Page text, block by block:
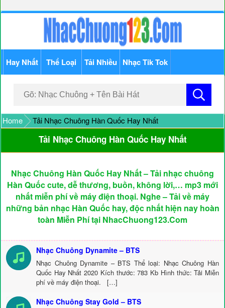
Hay Nhất Thể Loại Tải Nhiều Nhạc Tik Tok
Home Tải Nhạc Chuông Hàn Quốc Hay Nhất
Tải Nhạc Chuông Hàn Quốc Hay Nhất
Nhạc Chuông Hàn Quốc Hay Nhất – Tải nhạc chuông
Hàn Quốc cute, dễ thương, buồn, không lời,… mp3 mới
nhất miễn phí về máy điện thoại. Nghe – Tải về máy
những bản nhạc Hàn Quốc hay, độc nhất hiện nay hoàn
toàn Miễn Phí tại NhacChuong123.Com
Nhạc Chuông Dynamite – BTS
Nhạc Chuông Dynamite – BTS Thể loại: Nhạc Chuông Hàn
Quốc Hay Nhất 2020 Kích thước: 783 Kb Hình thức: Tải Miễn
phí về máy điện thoại. […]
Nhạc Chuông Stay Gold – BTS